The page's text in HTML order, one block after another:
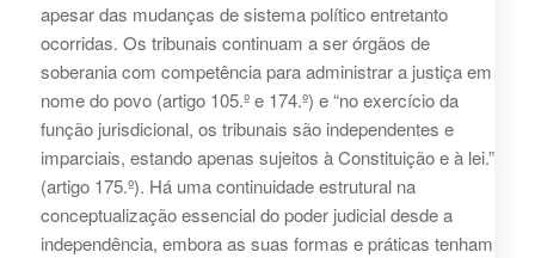
apesar das mudanças de sistema político entretanto
ocorridas. Os tribunais continuam a ser órgãos de
soberania com competência para administrar a justiça em
nome do povo (artigo 105.º e 174.º) e “no exercício da
função jurisdicional, os tribunais são independentes e
imparciais, estando apenas sujeitos à Constituição e à lei.”
(artigo 175.º). Há uma continuidade estrutural na
conceptualização essencial do poder judicial desde a
independência, embora as suas formas e práticas tenham